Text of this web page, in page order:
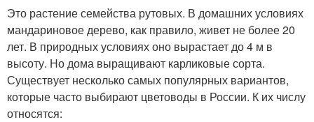
Это растение семейства рутовых. В домашних условиях
мандариновое дерево, как правило, живет не более 20
лет. В природных условиях оно вырастает до 4 м в
высоту. Но дома выращивают карликовые сорта.
Существует несколько самых популярных вариантов,
которые часто выбирают цветоводы в России. К их числу
относятся: